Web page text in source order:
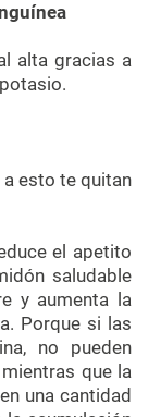
alta gracias a
esto te quitan
el apetito
saludable
y aumenta la
Porque si las
no pueden
que la
una cantidad